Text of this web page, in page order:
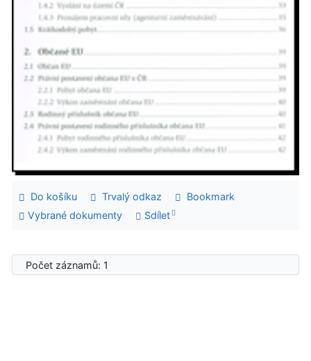
Do košíku Trvalý odkaz
Bookmark
Vybrané dokumenty
Sdílet
Počet záznamů: 1